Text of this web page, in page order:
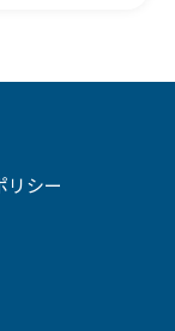
リシー